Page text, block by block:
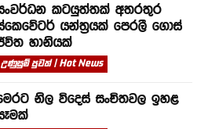
කටයුත්තක් අතරතුර
යන්ත්‍රයක් පෙරලී ගොස්
හානියක්
උණුසුම් පුවත් | Hot News
නිල විදෙස් සංචිතවල ඉහළ